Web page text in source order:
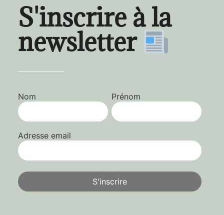
S'inscrire à la
newsletter
Nom Prénom
Adresse email